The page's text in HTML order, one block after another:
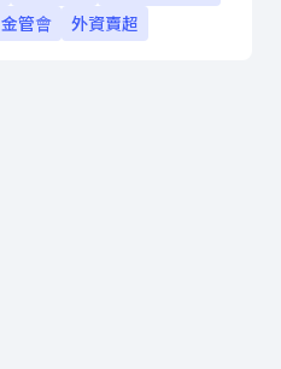
金管會 外資賣超